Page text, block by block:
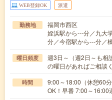
WEB登録OK 派遣
勤務地
福岡市西区
姪浜駅から---分／九大
分／今宿駅から---分／
曜日頻度
週3日～（週2日～も相
の曜日があればご相談
時間
9:00～18:00（休憩60
OK！早番 7:00～